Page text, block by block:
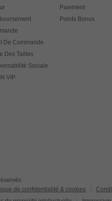
De Commande
Des Tailles
Sociale
VIP
Paiement
Points Bonus
de confidentialité & cookies